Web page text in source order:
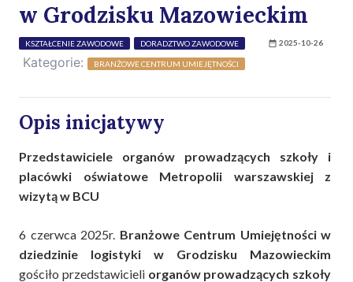
w Grodzisku Mazowieckim
KSZTAŁCENIE ZAWODOWE DORADZTWO ZAWODOWE 2025-10-26
Kategorie: BRANŻOWE CENTRUM UMIEJĘTNOŚCI
Opis inicjatywy
Przedstawiciele organów prowadzących szkoły i
placówki oświatowe Metropolii warszawskiej z
wizytą w BCU
6 czerwca 2025r. Branżowe Centrum Umiejętności w
dziedzinie logistyki w Grodzisku Mazowieckim
gościło przedstawicieli organów prowadzących szkoły